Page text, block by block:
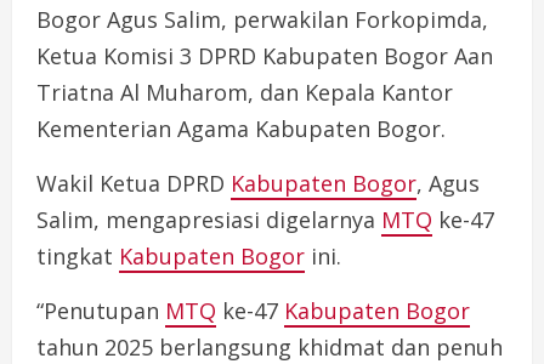
Bogor Agus Salim, perwakilan Forkopimda,
Ketua Komisi 3 DPRD Kabupaten Bogor Aan
Triatna Al Muharom, dan Kepala Kantor
Kementerian Agama Kabupaten Bogor.
Wakil Ketua DPRD Kabupaten Bogor, Agus
Salim, mengapresiasi digelarnya MTQ ke-47
tingkat Kabupaten Bogor ini.
“Penutupan MTQ ke-47 Kabupaten Bogor
tahun 2025 berlangsung khidmat dan penuh